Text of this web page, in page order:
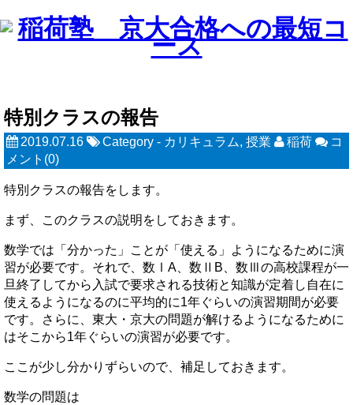
特別クラスの報告
2019.07.16 Category - カリキュラム, 授業 稲荷
コ
メント(0)
特別クラスの報告をします。
まず、このクラスの説明をしておきます。
数学では「分かった」ことが「使える」ようになるために演
習が必要です。それで、数ⅠA、数ⅡB、数Ⅲの高校課程が一
旦終了してから入試で要求される技術と知識が定着し自在に
使えるようになるのに平均的に1年ぐらいの演習期間が必要
です。さらに、東大・京大の問題が解けるようになるために
はそこから1年ぐらいの演習が必要です。
ここが少し分かりずらいので、補足しておきます。
数学の問題は